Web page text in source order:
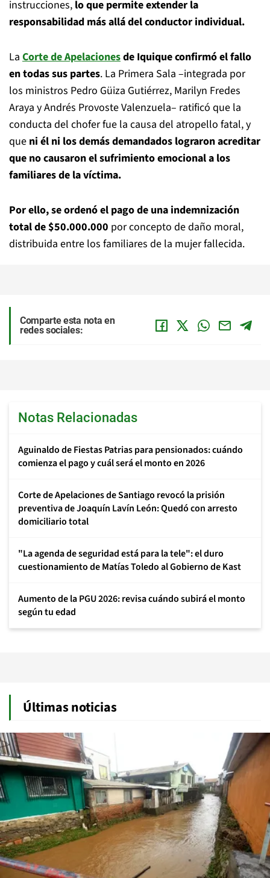
instrucciones, lo que permite extender la
responsabilidad más allá del conductor individual.
La Corte de Apelacionesde Iquique confirmó el fallo
en todas sus partes. La Primera Sala –integrada por
los ministros Pedro Güiza Gutiérrez, Marilyn Fredes
Araya y Andrés Provoste Valenzuela– ratificó que la
conducta del chofer fue la causa del atropello fatal, y
que ni él ni los demás demandados lograron acreditar
que no causaron el sufrimiento emocional a los
familiares de la víctima.
Por ello, se ordenó el pago de una indemnización
total de $50.000.000 por concepto de daño moral,
distribuida entre los familiares de la mujer fallecida.
Comparte esta nota en
redes sociales:
Notas Relacionadas
Aguinaldo de Fiestas Patrias para pensionados: cuándo
comienza el pago y cuál será el monto en 2026
Corte de Apelaciones de Santiago revocó la prisión
preventiva de Joaquín Lavín León: Quedó con arresto
domiciliario total
"La agenda de seguridad está para la tele": el duro
cuestionamiento de Matías Toledo al Gobierno de Kast
Aumento de la PGU 2026: revisa cuándo subirá el monto
según tu edad
Últimas noticias